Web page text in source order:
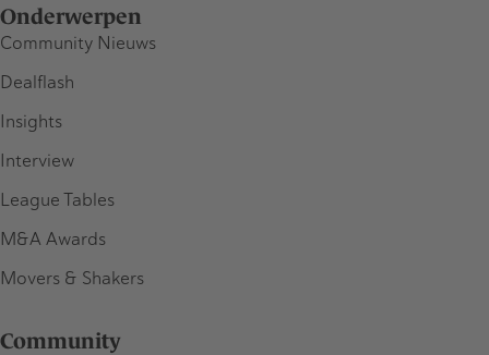
Onderwerpen
Community Nieuws
Dealflash
Insights
Interview
League Tables
M&A Awards
Movers & Shakers
Community